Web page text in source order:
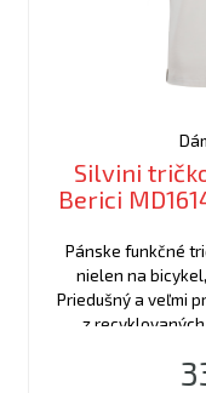
Silvini
Berici
Pánske funkčné
nielen na
Priedušný a veľmi
z